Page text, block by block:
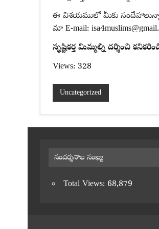
ఈ విశయములో మీకు సందేహాలున్నా
మా E-mail:
సృష్టికర్త మిమ్మల్ని దర్శించి
Views: 328
Uncategorized
సందర్శనాల సంఖ్య
Total Views: 68,879